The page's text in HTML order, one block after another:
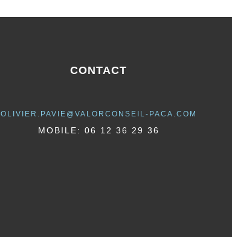
CONTACT
OLIVIER.PAVIE@VALORCONSEIL-PACA.COM
MOBILE: 06 12 36 29 36